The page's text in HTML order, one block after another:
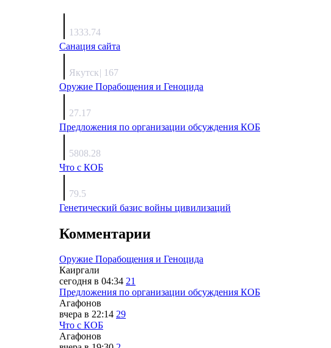
1333.74
Санация сайта
Якутск| 167
Оружие Порабощения и Геноцида
27.17
Предложения по организации обсуждения КОБ
5808.28
Что с КОБ
79.5
Генетический базис войны цивилизаций
Комментарии
Оружие Порабощения и Геноцида
Каиргали
сегодня в 04:34 21
Предложения по организации обсуждения КОБ
Агафонов
вчера в 22:14 29
Что с КОБ
Агафонов